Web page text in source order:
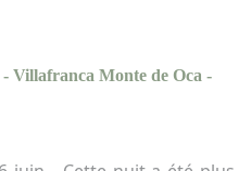
Villafranca Monte de Oca -